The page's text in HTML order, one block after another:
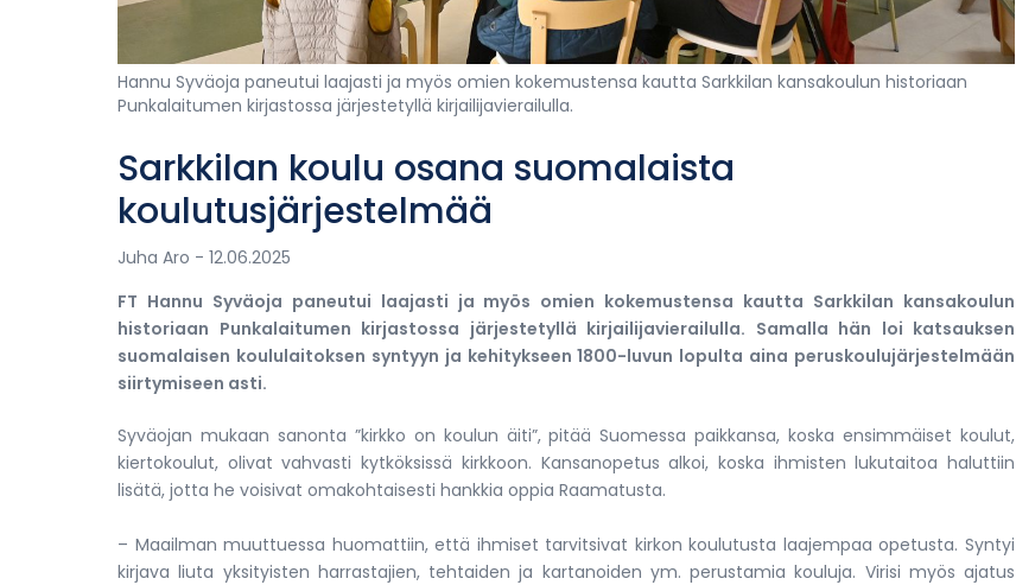
Hannu Syväoja paneutui laajasti ja myös omien kokemustensa kautta Sarkkilan kansakoulun historiaan
Punkalaitumen kirjastossa järjestetyllä kirjailijavierailulla.
Sarkkilan koulu osana suomalaista
koulutusjärjestelmää
Juha Aro - 12.06.2025
FT Hannu Syväoja paneutui laajasti ja myös omien kokemustensa kautta Sarkkilan kansakoulun
historiaan Punkalaitumen kirjastossa järjestetyllä kirjailijavierailulla. Samalla hän loi katsauksen
suomalaisen koululaitoksen syntyyn ja kehitykseen 1800-luvun lopulta aina peruskoulujärjestelmään
siirtymiseen asti.
Syväojan mukaan sanonta ”kirkko on koulun äiti”, pitää Suomessa paikkansa, koska ensimmäiset koulut,
kiertokoulut, olivat vahvasti kytköksissä kirkkoon. Kansanopetus alkoi, koska ihmisten lukutaitoa haluttiin
lisätä, jotta he voisivat omakohtaisesti hankkia oppia Raamatusta.
– Maailman muuttuessa huomattiin, että ihmiset tarvitsivat kirkon koulutusta laajempaa opetusta. Syntyi
kirjava liuta yksityisten harrastajien, tehtaiden ja kartanoiden ym. perustamia kouluja. Virisi myös ajatus